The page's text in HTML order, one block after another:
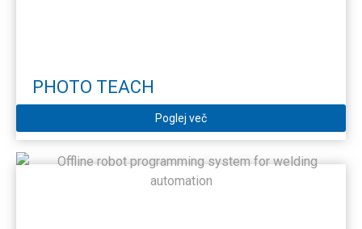
PHOTO TEACH
Poglej več